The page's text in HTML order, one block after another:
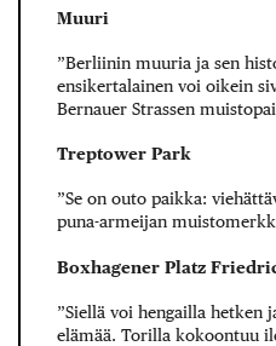
Muuri
”Berliinin muuria ja sen
ensikertalainen voi oikein
Bernauer Strassen
Treptower Park
”Se on outo paikka:
puna-armeijan
Boxhagener Platz
”Siellä voi hengailla hetken
elämää. Torilla kokoontuu